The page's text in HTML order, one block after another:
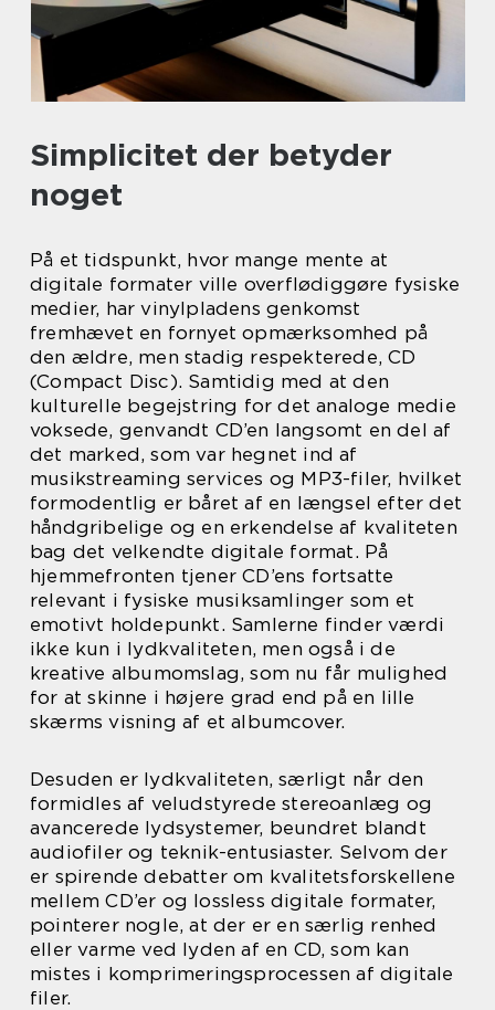
Simplicitet der betyder
noget
På et tidspunkt, hvor mange mente at
digitale formater ville overflødiggøre fysiske
medier, har vinylpladens genkomst
fremhævet en fornyet opmærksomhed på
den ældre, men stadig respekterede, CD
(Compact Disc). Samtidig med at den
kulturelle begejstring for det analoge medie
voksede, genvandt CD’en langsomt en del af
det marked, som var hegnet ind af
musikstreaming services og MP3-filer, hvilket
formodentlig er båret af en længsel efter det
håndgribelige og en erkendelse af kvaliteten
bag det velkendte digitale format. På
hjemmefronten tjener CD’ens fortsatte
relevant i fysiske musiksamlinger som et
emotivt holdepunkt. Samlerne finder værdi
ikke kun i lydkvaliteten, men også i de
kreative albumomslag, som nu får mulighed
for at skinne i højere grad end på en lille
skærms visning af et albumcover.
Desuden er lydkvaliteten, særligt når den
formidles af veludstyrede stereoanlæg og
avancerede lydsystemer, beundret blandt
audiofiler og teknik-entusiaster. Selvom der
er spirende debatter om kvalitetsforskellene
mellem CD’er og lossless digitale formater,
pointerer nogle, at der er en særlig renhed
eller varme ved lyden af en CD, som kan
mistes i komprimeringsprocessen af digitale
filer.